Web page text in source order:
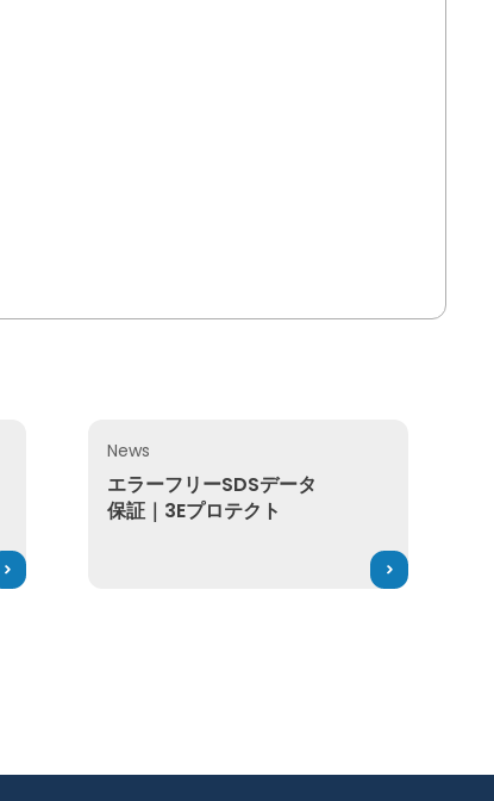
その先を見据えたデータ整備の実現
News
エラーフリーSDSデータ
保証｜3Eプロテクト
エラーフリーSDSデータ保証｜3Eプロテクト